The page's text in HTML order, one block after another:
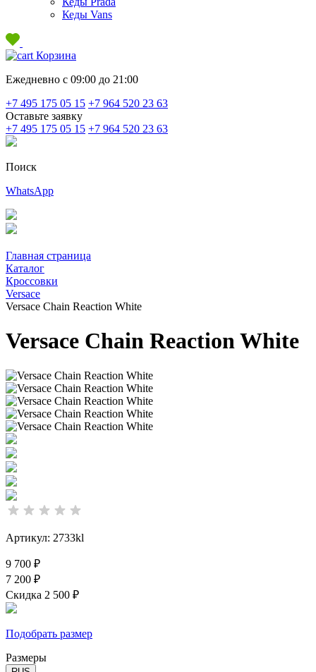
Кеды Vans
Корзина
Ежедневно с 09:00 до 21:00
+7 495 175 05 15 +7 964 520 23 63
Оставьте заявку
+7 495 175 05 15 +7 964 520 23 63
Поиск
WhatsApp
Главная страница
Каталог
Кроссовки
Versace
Versace Chain Reaction White
Versace Chain Reaction White
Артикул: 2733kl
9 700 ₽
7 200 ₽
Скидка 2 500 ₽
Подобрать размер
Размеры